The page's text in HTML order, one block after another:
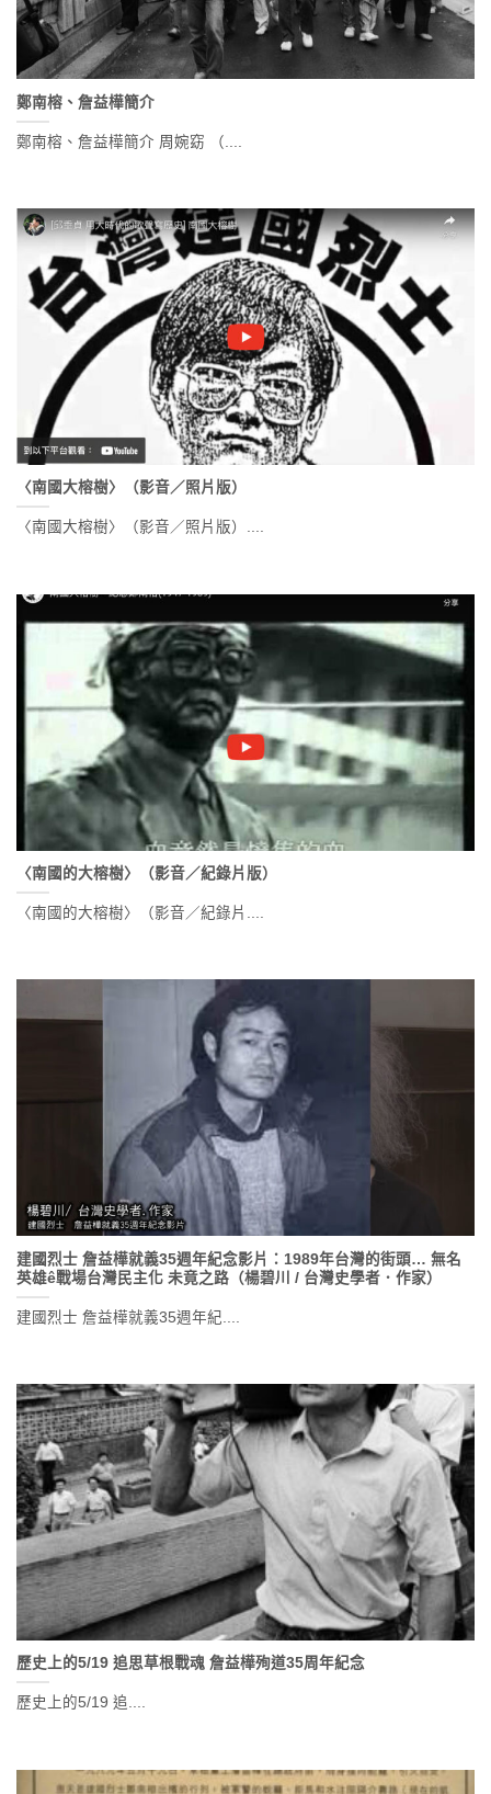
鄭南榕、詹益樺簡介
鄭南榕、詹益樺簡介 周婉窈 （....
〈南國大榕樹〉（影音／照片版）
〈南國大榕樹〉（影音／照片版）....
〈南國的大榕樹〉（影音／紀錄片版）
〈南國的大榕樹〉（影音／紀錄片....
建國烈士 詹益樺就義35週年紀念影片：1989年台灣的街頭… 無名
英雄ê戰場台灣民主化 未竟之路（楊碧川 / 台灣史學者．作家）
建國烈士 詹益樺就義35週年紀....
歷史上的5/19 追思草根戰魂 詹益樺殉道35周年紀念
歷史上的5/19 追....